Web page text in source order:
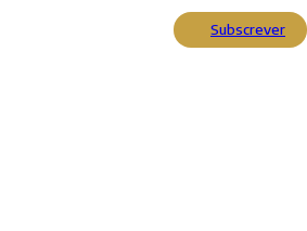
Subscrever